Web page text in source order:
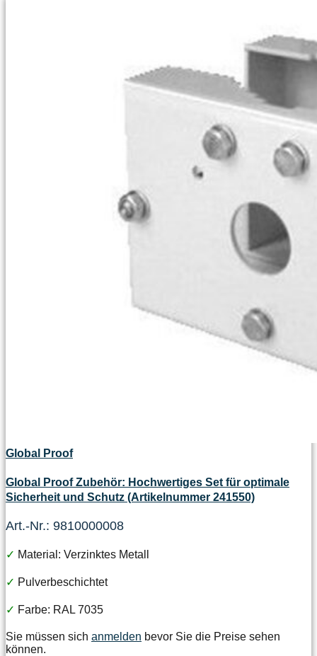
Global Proof
Global Proof Zubehör: Hochwertiges Set für optimale
Sicherheit und Schutz (Artikelnummer 241550)
Art.-Nr.: 9810000008
✓ Material: Verzinktes Metall
✓ Pulverbeschichtet
✓ Farbe: RAL 7035
Sie müssen sich anmelden bevor Sie die Preise sehen
können.